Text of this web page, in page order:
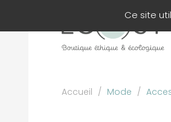
Accueil / Mode /
Ce site